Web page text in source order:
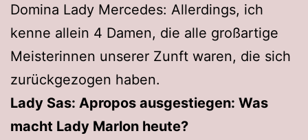
Domina Lady Mercedes: Allerdings, ich
kenne allein 4 Damen, die alle großartige
Meisterinnen unserer Zunft waren, die sich
zurückgezogen haben.
Lady Sas: Apropos ausgestiegen: Was
macht Lady Marlon heute?